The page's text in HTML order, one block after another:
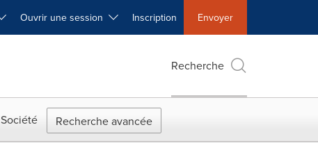
Ouvrir une session Inscription Envoyer
Recherche
Société Recherche avancée